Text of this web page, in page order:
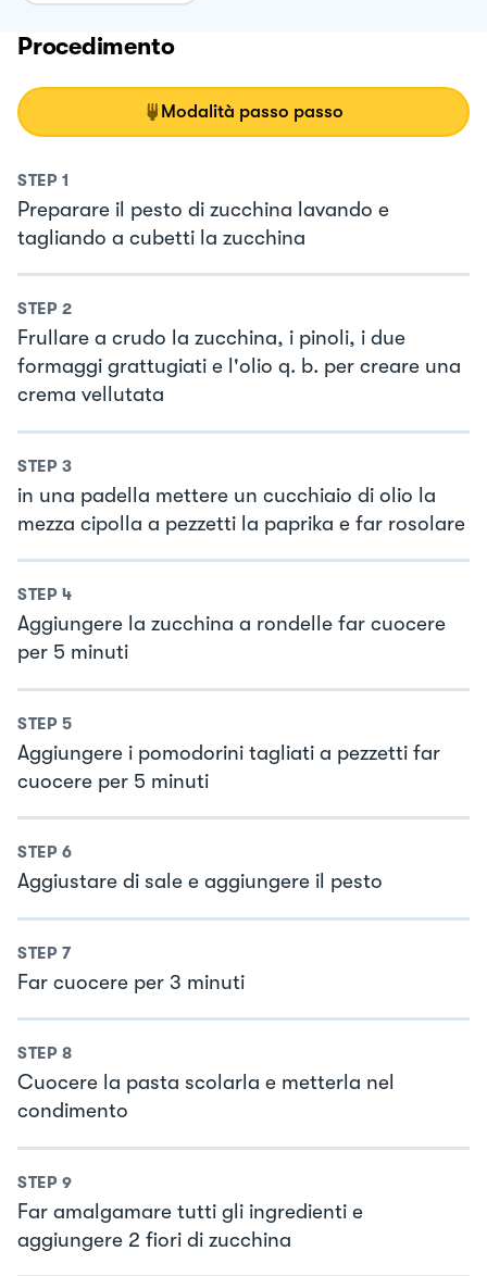
Procedimento
Modalità passo passo
STEP 1
Preparare il pesto di zucchina lavando e
tagliando a cubetti la zucchina
STEP 2
Frullare a crudo la zucchina, i pinoli, i due
formaggi grattugiati e l'olio q. b. per creare una
crema vellutata
STEP 3
in una padella mettere un cucchiaio di olio la
mezza cipolla a pezzetti la paprika e far rosolare
STEP 4
Aggiungere la zucchina a rondelle far cuocere
per 5 minuti
STEP 5
Aggiungere i pomodorini tagliati a pezzetti far
cuocere per 5 minuti
STEP 6
Aggiustare di sale e aggiungere il pesto
STEP 7
Far cuocere per 3 minuti
STEP 8
Cuocere la pasta scolarla e metterla nel
condimento
STEP 9
Far amalgamare tutti gli ingredienti e
aggiungere 2 fiori di zucchina